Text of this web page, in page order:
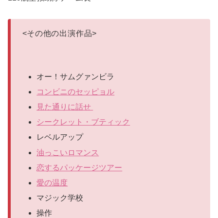
<その他の出演作品>
オー！サムグァンビラ
コンビニのセッピョル
見た通りに話せ
シークレット・ブティック
レベルアップ
油っこいロマンス
恋するパッケージツアー
愛の温度
マジック学校
操作